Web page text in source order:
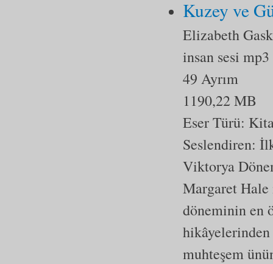
Kuzey ve
Elizabeth
insan sesi mp3
49 Ayrım
1190,22 MB
Eser Türü:
Seslendiren:
Viktorya
Margaret Hale
döneminin en
hikâyelerinden
muhteşem